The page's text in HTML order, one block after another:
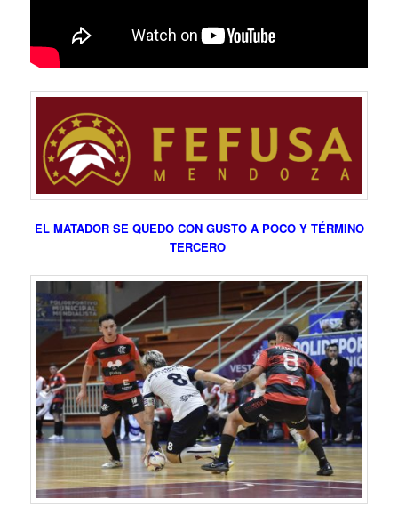
EL MATADOR SE QUEDO CON GUSTO A POCO Y TÉRMINO
TERCERO